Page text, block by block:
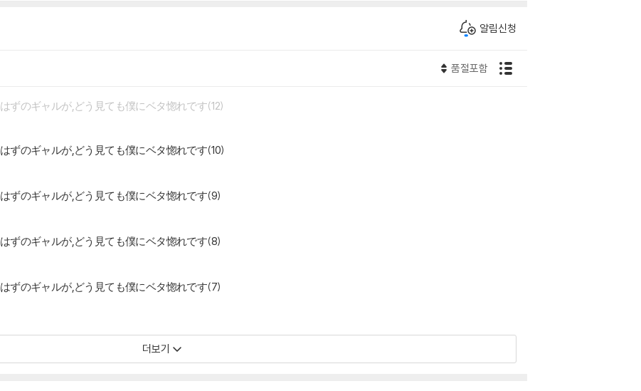
알림신청
품절포함
ずのギャルが,どう見ても僕にベタ惚れです(12)
ずのギャルが,どう見ても僕にベタ惚れです(10)
ずのギャルが,どう見ても僕にベタ惚れです(9)
ずのギャルが,どう見ても僕にベタ惚れです(8)
ずのギャルが,どう見ても僕にベタ惚れです(7)
더보기